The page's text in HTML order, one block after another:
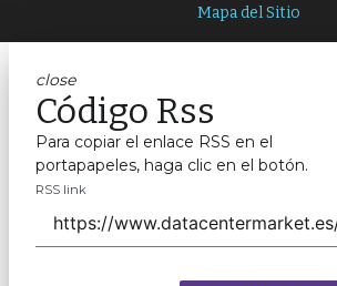
Mapa del Sitio
close
Código Rss
Para copiar el enlace RSS en el
portapapeles, haga clic en el botón.
RSS link